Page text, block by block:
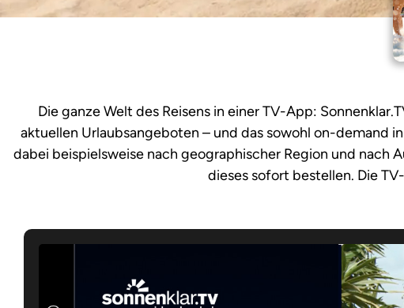
Die ganze Welt des Reisens in einer TV-App:
aktuellen Urlaubsangeboten – und das sowohl on-demand
dabei beispielsweise nach geographischer Region und nach
dieses sofort bestellen. Die